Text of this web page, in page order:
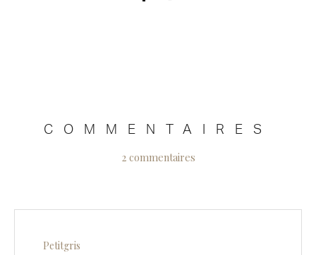
COMMENTAIRES
2 commentaires
Petitgris